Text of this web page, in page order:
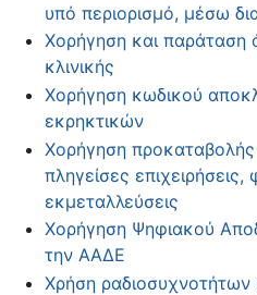
υπό περιορισμό, μέσω
Χορήγηση και παράταση
κλινικής
Χορήγηση κωδικού
εκρηκτικών
Χορήγηση προκαταβολής
πληγείσες επιχειρήσεις,
εκμεταλλεύσεις
Χορήγηση Ψηφιακού
την ΑΑΔΕ
Χρήση ραδιοσυχνοτήτων